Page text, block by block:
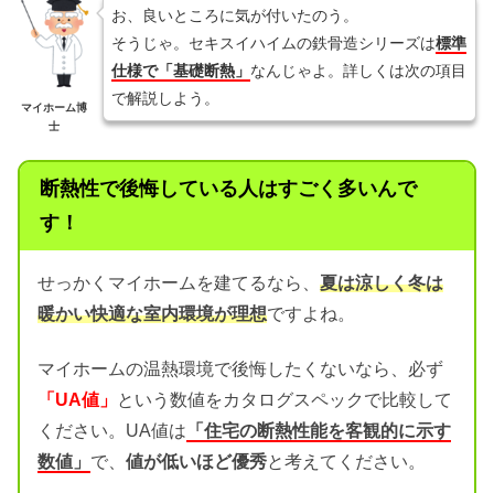
マイホーム博
士
お、良いところに気が付いたのう。
そうじゃ。セキスイハイムの鉄骨造シリーズは標準
仕様で「基礎断熱」 なんじゃよ。詳しくは次の項目
で解説しよう。
断熱性で後悔している人はすごく多いんで
す！
せっかくマイホームを建てるなら、 夏は涼しく冬は
暖かい快適な室内環境が理想ですよね。
マイホームの温熱環境で後悔したくないなら、必ず
「UA値」 という数値をカタログスペックで比較して
ください。UA値は 「住宅の断熱性能を客観的に示す
数値」 で、 値が低いほど優秀と考えてください。